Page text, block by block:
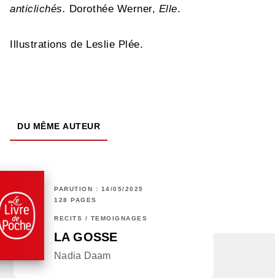
anticlichés. Dorothée Werner, Elle.
Illustrations de Leslie Plée.
DU MÊME AUTEUR
PARUTION : 14/05/2025
128 PAGES
RÉCITS / TÉMOIGNAGES
LA GOSSE
Nadia Daam